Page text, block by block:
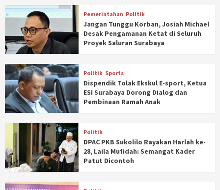
Pemerintahan Politik
Jangan Tunggu Korban, Josiah Michael
Desak Pengamanan Ketat di Seluruh
Proyek Saluran Surabaya
Politik Sports
Dispendik Tolak Ekskul E-sport, Ketua
ESI Surabaya Dorong Dialog dan
Pembinaan Ramah Anak
Politik
DPAC PKB Sukolilo Rayakan Harlah ke-
28, Laila Mufidah: Semangat Kader
Patut Dicontoh